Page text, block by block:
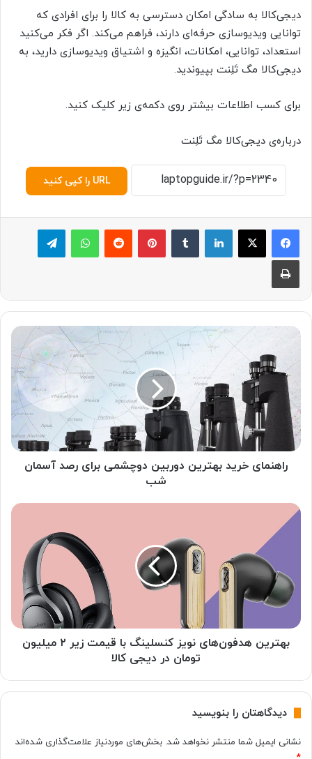
دیجی‌کالا به سادگی امکان دسترسی به کالا را برای افرادی که
توانایی ویدیوسازی حرفه‌ای دارند، فراهم می‌کند. اگر فکر می‌کنید
استعداد، توانایی، امکانات، انگیزه و اشتیاق ویدیوسازی دارید، به
دیجی‌کالا مگ تَلِنت بپیوندید.
برای کسب اطلاعات بیشتر روی دکمه‌ی زیر کلیک کنید.
درباره‌ی دیجی‌کالا مگ تَلِنت
URL را کپی کنید
لینکدین پینترست ‫رددیت واتس آپ
چاپ
ر
ه
ا
ی
خ
ر
ه
ب
و
ی
راهنمای خرید بهترین دوربین دوچشمی برای رصد آسمان
شب
ب
ن
ف
ن
ی
بهترین هدفون‌های نویز کنسلینگ با قیمت زیر ۲ میلیون
تومان در دیجی کالا
دیدگاهتان را بنویسید
نشانی ایمیل شما منتشر نخواهد شد. بخش‌های موردنیاز علامت‌گذاری شده‌اند